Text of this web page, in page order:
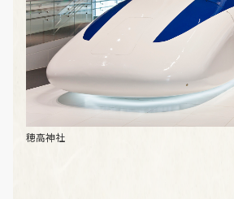
穂高神社